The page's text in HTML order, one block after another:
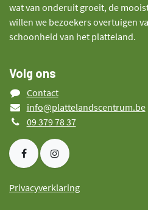
wat van onderuit groeit, de
willen we bezoekers overtuigen
schoonheid van het platteland.
Volg ons
Contact
info@plattelandscentrum.be
09 379 78 37
Privacyverklaring